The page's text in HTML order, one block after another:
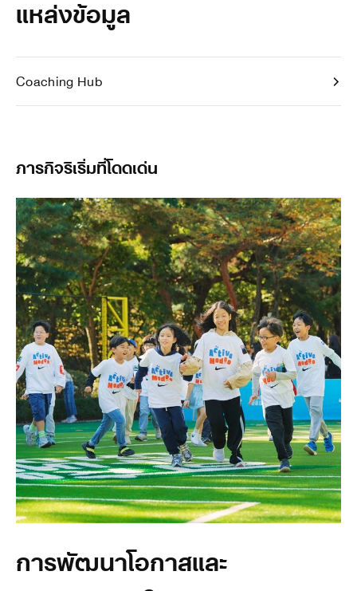
แหล่งข้อมูล
Coaching Hub
ภารกิจริเริ่มที่โดดเด่น
การพัฒนาโอกาสและ